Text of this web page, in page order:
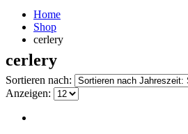
Home
Shop
cerlery
cerlery
Sortieren nach:
Anzeigen: